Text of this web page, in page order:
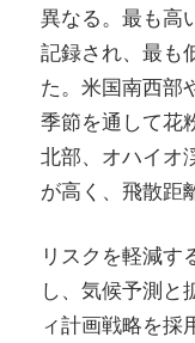
異なる。最も高
記録され、最も
た。米国南西部
季節を通して花
北部、オハイオ
が高く、飛散距
リスクを軽減す
し、気候予測と
ィ計画戦略を採